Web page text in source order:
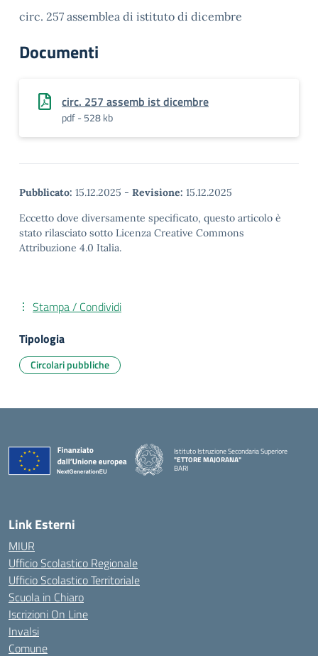
circ. 257 assemblea di istituto di dicembre
Documenti
circ. 257 assemb ist dicembre
pdf - 528 kb
Pubblicato: 15.12.2025 - Revisione: 15.12.2025
Eccetto dove diversamente specificato, questo articolo è
stato rilasciato sotto Licenza Creative Commons
Attribuzione 4.0 Italia.
Stampa / Condividi
Tipologia
Circolari pubbliche
Istituto Istruzione Secondaria Superiore
"ETTORE MAJORANA"
BARI
Link Esterni
MIUR
Ufficio Scolastico Regionale
Ufficio Scolastico Territoriale
Scuola in Chiaro
Iscrizioni On Line
Invalsi
Comune